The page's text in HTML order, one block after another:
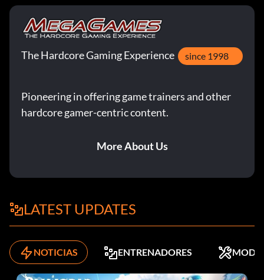
The Hardcore Gaming Experience since 1998
Pioneering in offering game trainers and other
hardcore gamer-centric content.
More About Us
LATEST UPDATES
NOTICIAS ENTRENADORES MODS